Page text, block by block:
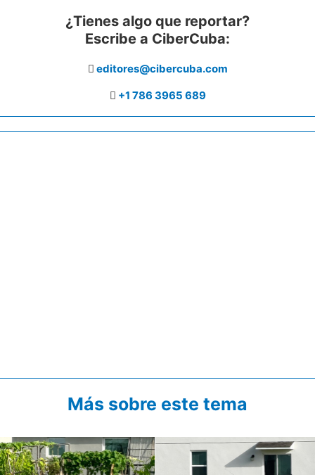
¿Tienes algo que reportar?
Escribe a CiberCuba:
editores@cibercuba.com
+1 786 3965 689
Más sobre este tema